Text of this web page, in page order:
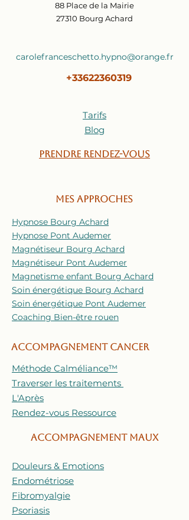
88 Place de la Mairie
27310 Bourg Achard
carolefranceschetto.hypno@orange.fr
+33622360319
Tarifs
Blog
Prendre rendez-vous
Mes approches
Hypnose Bourg Achard
Hypnose Pont Audemer
Magnétiseur Bourg Achard
Magnétiseur Pont Audemer
Magnetisme enfant Bourg Achard
Soin énergétique Bourg Achard
Soin énergétique Pont Audemer
Coaching Bien-être rouen
ACCOMPAGNEMENT CANCER
Méthode Calméliance™
Traverser les traitements
L'Après
Rendez-vous Ressource
ACCOMPAGNEMENT MAUX
Douleurs & Emotions
Endométriose
Fibromyalgie
Psoriasis